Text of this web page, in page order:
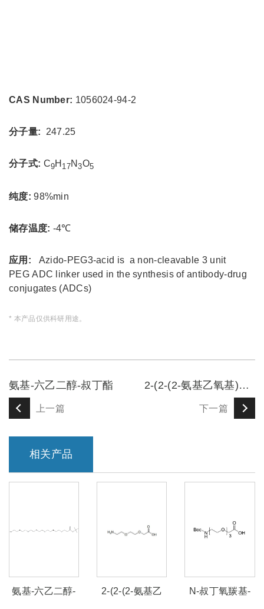
CAS Number: 1056024-94-2
分子量: 247.25
分子式: C9H 17N 3O5
纯度: 98%min
储存温度: -4℃
应用: Azido-PEG3-acid is a non-cleavable 3 unit
PEG ADC linker used in the synthesis of antibody-drug
conjugates (ADCs)
* 本产品仅供科研用途。
氨基-六乙二醇-叔丁酯
上一篇
2-(2-(2-氨基乙氧基)乙氧基)乙酸
下一篇
相关产品
氨基-六乙二醇-
2-(2-(2-氨基乙
N-叔丁氧羰基-